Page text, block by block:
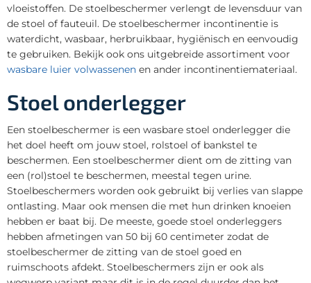
vloeistoffen. De stoelbeschermer verlengt de levensduur van
de stoel of fauteuil. De stoelbeschermer incontinentie is
waterdicht, wasbaar, herbruikbaar, hygiënisch en eenvoudig
te gebruiken. Bekijk ook ons uitgebreide assortiment voor
wasbare luier volwassenen en ander incontinentiemateriaal.
Stoel onderlegger
Een stoelbeschermer is een wasbare stoel onderlegger die
het doel heeft om jouw stoel, rolstoel of bankstel te
beschermen. Een stoelbeschermer dient om de zitting van
een (rol)stoel te beschermen, meestal tegen urine.
Stoelbeschermers worden ook gebruikt bij verlies van slappe
ontlasting. Maar ook mensen die met hun drinken knoeien
hebben er baat bij. De meeste, goede stoel onderleggers
hebben afmetingen van 50 bij 60 centimeter zodat de
stoelbeschermer de zitting van de stoel goed en
ruimschoots afdekt. Stoelbeschermers zijn er ook als